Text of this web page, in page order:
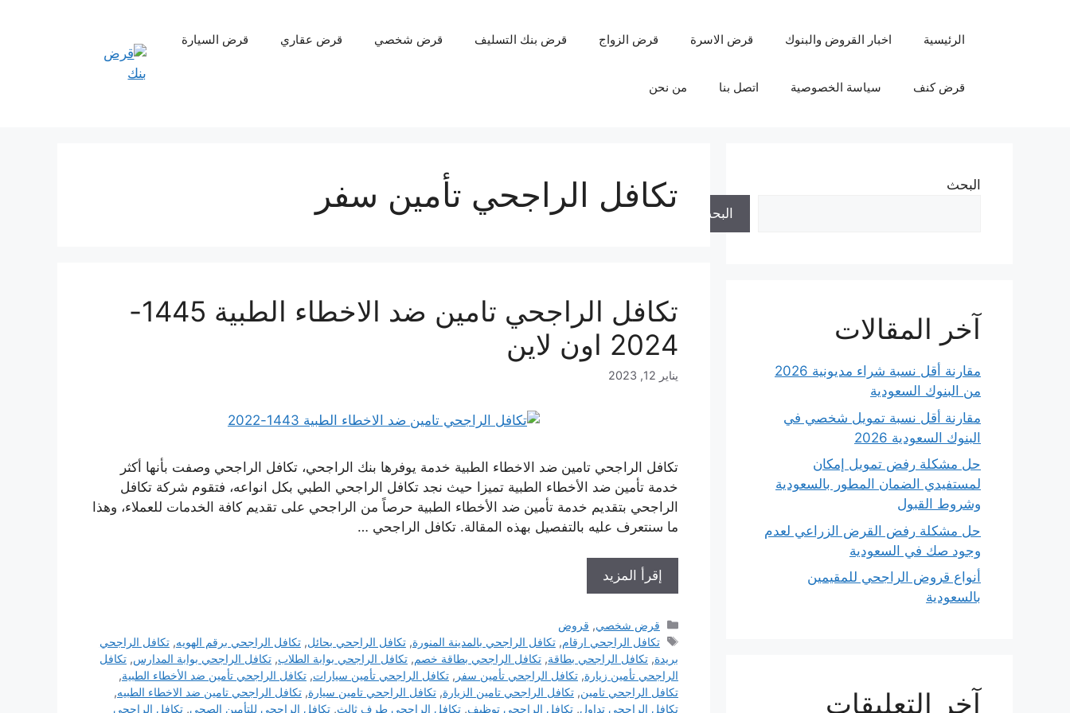
الرئيسية اخبار القروض والبنوك قرض الاسرة قرض الزواج قرض بنك التسليف قرض شخصي قرض عقاري قرض السيارة
قرض كنف سياسة الخصوصية اتصل بنا من نحن
تكافل الراجحي تأمين سفر
تكافل الراجحي تامين ضد الاخطاء الطبية 1445-
2024 اون لاين
يناير 12, 2023
تكافل الراجحي تامين ضد الاخطاء الطبية خدمة يوفرها بنك الراجحي، تكافل الراجحي وصفت بأنها أكثر
خدمة تأمين ضد الأخطاء الطبية تميزا حيث نجد تكافل الراجحي الطبي بكل انواعه، فتقوم شركة تكافل
الراجحي بتقديم خدمة تأمين ضد الأخطاء الطبية حرصاً من الراجحي على تقديم كافة الخدمات للعملاء، وهذا
ما سنتعرف عليه بالتفصيل بهذه المقالة. تكافل الراجحي …
إقرأ المزيد
التصنيفات
قرض شخصي, قروض
الوسوم
تكافل الراجحي ارقام,تكافل الراجحي بالمدينة المنورة,تكافل الراجحي بحائل,تكافل الراجحي برقم الهويه,تكافل الراجحي
بريدة, تكافل الراجحي بطاقة, تكافل الراجحي بطاقة خصم, تكافل الراجحي بوابة الطلاب, تكافل الراجحي بوابة المدارس, تكافل
الراجحي تأمين زيارة, تكافل الراجحي تأمين سفر , تكافل الراجحي تأمين سيارات, تكافل الراجحي تأمين ضد الأخطاء الطبية,
تكافل الراجحي تامين, تكافل الراجحي تامين الزيارة, تكافل الراجحي تامين سيارة, تكافل الراجحي تامين ضد الاخطاء الطبيه,
تكافل الراجحي تداول, تكافل الراجحي توظيف, تكافل الراجحي طرف ثالث, تكافل الراجحي للتأمين الصحي, تكافل الراجحي
البحث
البحث
آخر المقالات
مقارنة أقل نسبة شراء مديونية 2026
من البنوك السعودية
مقارنة أقل نسبة تمويل شخصي في
البنوك السعودية 2026
حل مشكلة رفض تمويل إمكان
لمستفيدي الضمان المطور بالسعودية
وشروط القبول
حل مشكلة رفض القرض الزراعي لعدم
وجود صك في السعودية
أنواع قروض الراجحي للمقيمين
بالسعودية
آخر التعليقات